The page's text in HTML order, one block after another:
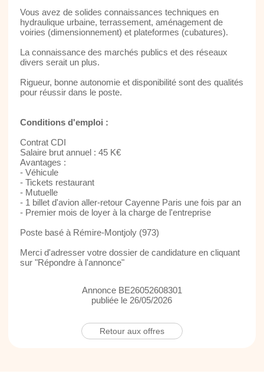
Vous avez de solides connaissances techniques en
hydraulique urbaine, terrassement, aménagement de
voiries (dimensionnement) et plateformes (cubatures).
La connaissance des marchés publics et des réseaux
divers serait un plus.
Rigueur, bonne autonomie et disponibilité sont des qualités
pour réussir dans le poste.
Conditions d'emploi :
Contrat CDI
Salaire brut annuel : 45 K€
Avantages :
- Véhicule
- Tickets restaurant
- Mutuelle
- 1 billet d'avion aller-retour Cayenne Paris une fois par an
- Premier mois de loyer à la charge de l'entreprise
Poste basé à Rémire-Montjoly (973)
Merci d'adresser votre dossier de candidature en cliquant
sur "Répondre à l'annonce"
Annonce BE26052608301
publiée le 26/05/2026
Retour aux offres